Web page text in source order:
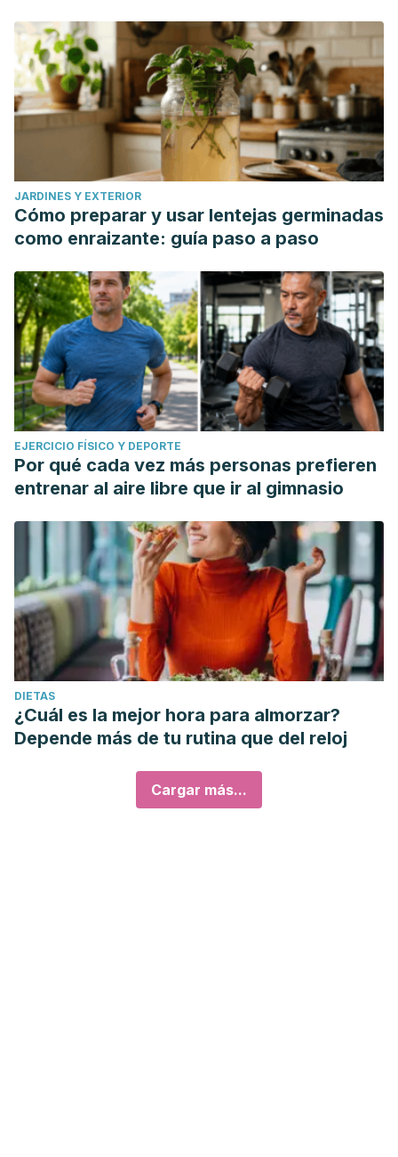
JARDINES Y EXTERIOR
Cómo preparar y usar lentejas germinadas
como enraizante: guía paso a paso
EJERCICIO FÍSICO Y DEPORTE
Por qué cada vez más personas prefieren
entrenar al aire libre que ir al gimnasio
DIETAS
¿Cuál es la mejor hora para almorzar?
Depende más de tu rutina que del reloj
Cargar más...